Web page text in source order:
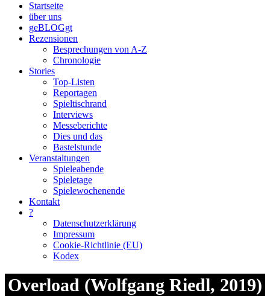
Startseite
über uns
geBLOGgt
Rezensionen
Besprechungen von A-Z
Chronologie
Stories
Top-Listen
Reportagen
Spieltischrand
Interviews
Messeberichte
Dies und das
Bastelstunde
Veranstaltungen
Spieleabende
Spieletage
Spielewochenende
Kontakt
?
Datenschutzerklärung
Impressum
Cookie-Richtlinie (EU)
Kodex
Overload (Wolfgang Riedl, 2019)